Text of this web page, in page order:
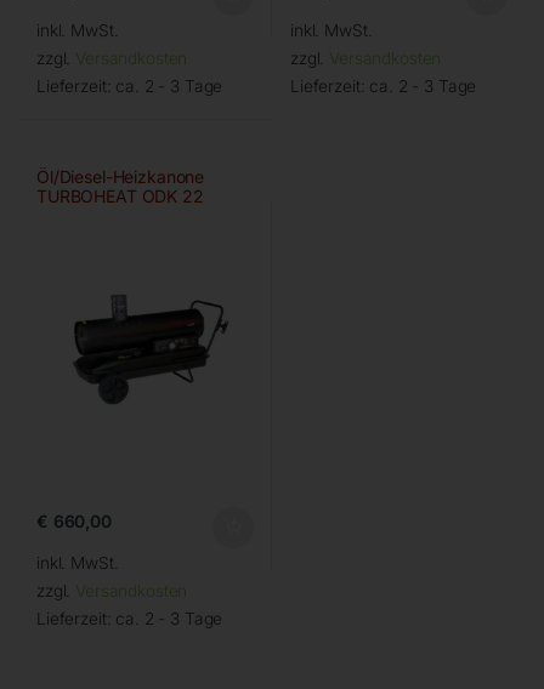
inkl. MwSt.
zzgl. Versandkosten
Lieferzeit: ca. 2 - 3 Tage
inkl. MwSt.
zzgl. Versandkosten
Lieferzeit: ca. 2 - 3 Tage
Öl/Diesel-Heizkanone
TURBOHEAT ODK 22
€ 660,00
inkl. MwSt.
zzgl. Versandkosten
Lieferzeit: ca. 2 - 3 Tage